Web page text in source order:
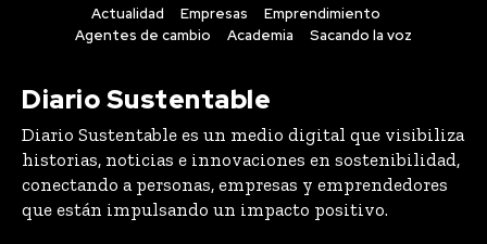
Actualidad Empresas
Emprendimiento
Agentes de cambio
Academia Sacando la voz
Diario Sustentable
Diario Sustentable es un medio digital que visibiliza
historias, noticias e innovaciones en sostenibilidad,
conectando a personas, empresas y emprendedores
que están impulsando un impacto positivo.